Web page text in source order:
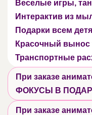
Веселые игры,
Интерактив из
Подарки всем
Красочный вынос
Транспортные
При заказе
ФОКУСЫ В
При заказе